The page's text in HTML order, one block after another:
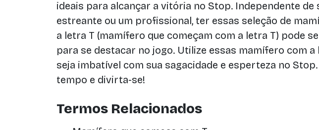
ideais para alcançar a vitória no Stop. Independente de
estreante ou um profissional, ter essas seleção de
a letra T (mamífero que começam com a letra T) pode
para se destacar no jogo. Utilize essas mamífero com a
seja imbatível com sua sagacidade e esperteza no
tempo e divirta-se!
Termos Relacionados